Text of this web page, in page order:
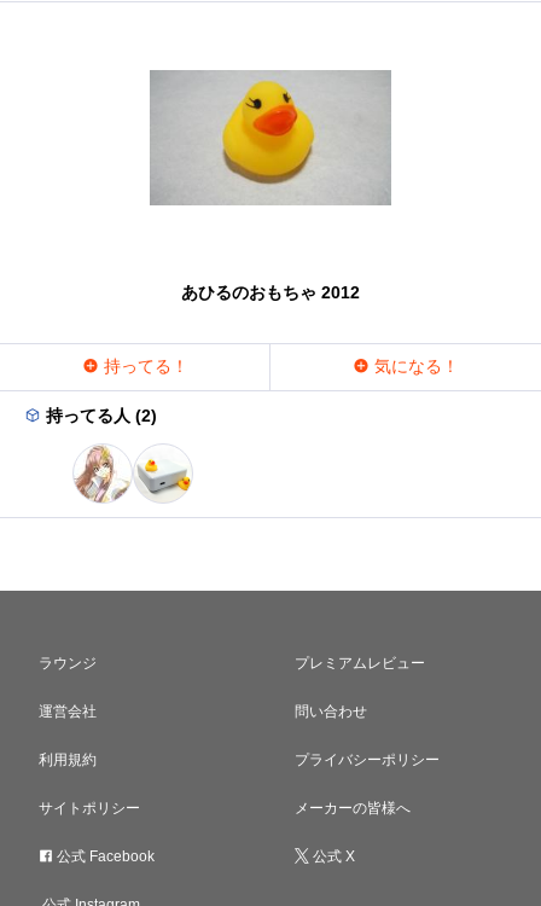
あひるのおもちゃ 2012
持ってる！ 気になる！
持ってる人 (2)
ラウンジ プレミアムレビュー
運営会社 問い合わせ
利用規約 プライバシーポリシー
サイトポリシー メーカーの皆様へ
公式 Facebook 公式 X